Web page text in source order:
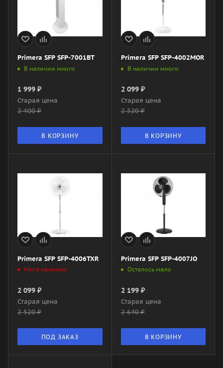
Primera SFP SFP-7001BT
В наличии много
1 999 ₽
Старая цена
2 400₽
В КОРЗИНУ
Primera SFP SFP-4002MOR
В наличии много
2 099₽
Старая цена
2 520₽
В КОРЗИНУ
Primera SFP SFP-4006TXR
Нет в наличии
2 099 ₽
Старая цена
2 520₽
ПОД ЗАКАЗ
Primera SFP SFP-4007JO
Осталось мало
2 199₽
Старая цена
2 640₽
В КОРЗИНУ